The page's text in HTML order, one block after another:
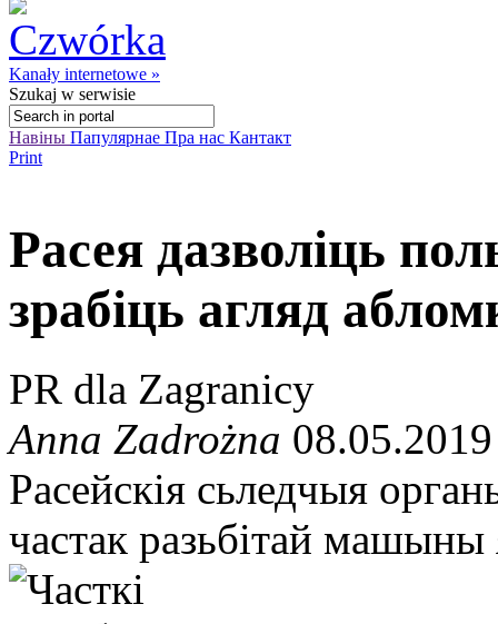
Kanały internetowe »
Szukaj w serwisie
Навіны Папулярнае Пра нас Кантакт
Print
Расея дазволіць
зрабіць агляд
PR dla Zagranicy
Anna Zadrożna
Расейскія сьледчыя
частак разьбітай машыны